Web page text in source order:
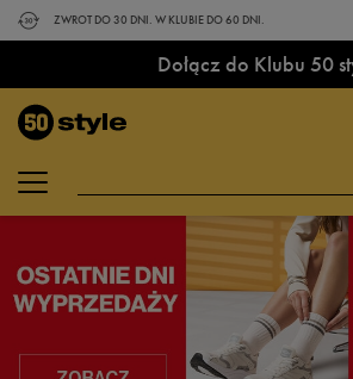
ZWROT DO 30 DNI. W KLUBIE DO 60 DNI.
Dołącz do Klubu 50